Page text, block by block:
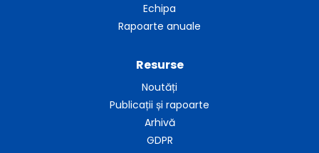
Echipa
Rapoarte anuale
Resurse
Noutăți
Publicații și rapoarte
Arhivă
GDPR